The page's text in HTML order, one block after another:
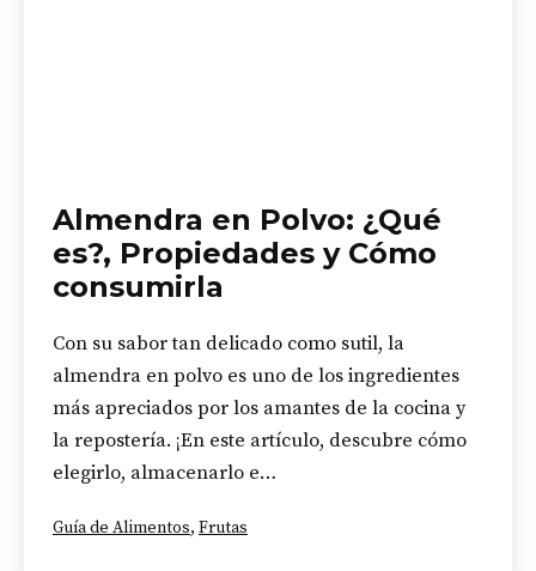
Almendra en Polvo: ¿Qué
es?, Propiedades y Cómo
consumirla
Con su sabor tan delicado como sutil, la
almendra en polvo es uno de los ingredientes
más apreciados por los amantes de la cocina y
la repostería. ¡En este artículo, descubre cómo
elegirlo, almacenarlo e…
Categorizado
Guía de Alimentos, Frutas